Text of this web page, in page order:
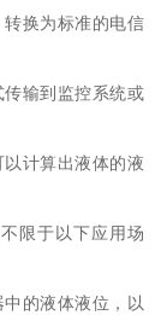
换为标准的电信
输到监控系统或
计算出液体的液
限于以下应用场
的液体液位，以